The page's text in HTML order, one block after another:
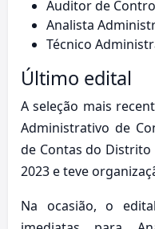
Auditor de
Analista
Técnico
Último edital
A seleção mais
Administrativo de
de Contas do Distrito
2023 e teve
Na ocasião, o